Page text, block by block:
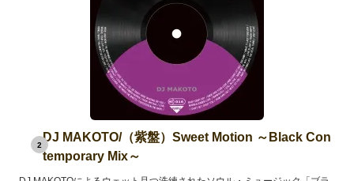
2
DJ MAKOTO/（紫盤）Sweet Motion ～Black Con
temporary Mix～